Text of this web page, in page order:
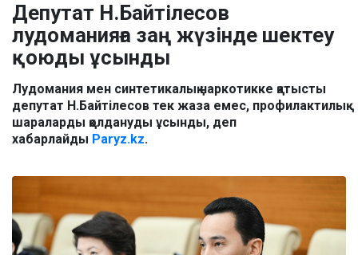
News
Депутат Н.Байтілесов
лудоманияға заң жүзінде шектеу
қоюды ұсынды
Лудомания мен синтетикалық наркотикке қатысты
депутат Н.Байтілесов тек жаза емес, профилактилық
шараларды қолдануды ұсынды, деп
хабарлайды Paryz.kz.